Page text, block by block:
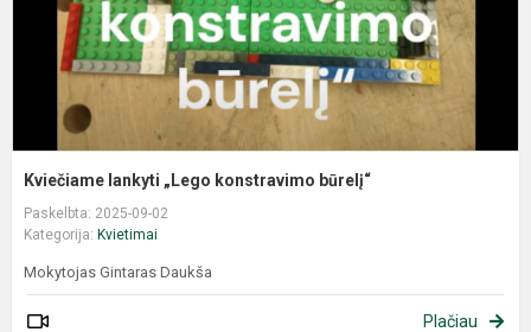
Kviečiame lankyti „Lego konstravimo būrelį“
Paskelbta: 2025-09-02
Kategorija: Kvietimai
Mokytojas Gintaras Daukša
Plačiau